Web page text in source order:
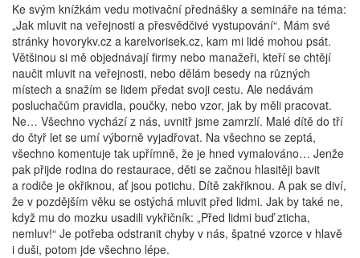
Ke svým knížkám vedu motivační přednášky a semináře na téma:
„Jak mluvit na veřejnosti a přesvědčivé vystupování“. Mám své
stránky hovorykv.cz a karelvorisek.cz, kam mi lidé mohou psát.
Většinou si mě objednávají firmy nebo manažeři, kteří se chtějí
naučit mluvit na veřejnosti, nebo dělám besedy na různých
místech a snažím se lidem předat svoji cestu. Ale nedávám
posluchačům pravidla, poučky, nebo vzor, jak by měli pracovat.
Ne… Všechno vychází z nás, uvnitř jsme zamrzlí. Malé dítě do tří
do čtyř let se umí výborně vyjadřovat. Na všechno se zeptá,
všechno komentuje tak upřímně, že je hned vymalováno… Jenže
pak přijde rodina do restaurace, děti se začnou hlasitěji bavit
a rodiče je okřiknou, ať jsou potichu. Dítě zakřiknou. A pak se diví,
že v pozdějším věku se ostýchá mluvit před lidmi. Jak by také ne,
když mu do mozku usadili vykřičník: „Před lidmi buď zticha,
nemluv!“ Je potřeba odstranit chyby v nás, špatné vzorce v hlavě
i duši, potom jde všechno lépe.